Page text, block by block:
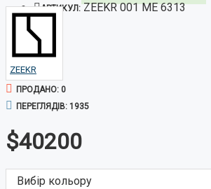
АРТИКУЛ: ZEEKR 001 ME 6313
ZEEKR
ПРОДАНО: 0
ПЕРЕГЛЯДІВ: 1935
$40200
Вибір кольору